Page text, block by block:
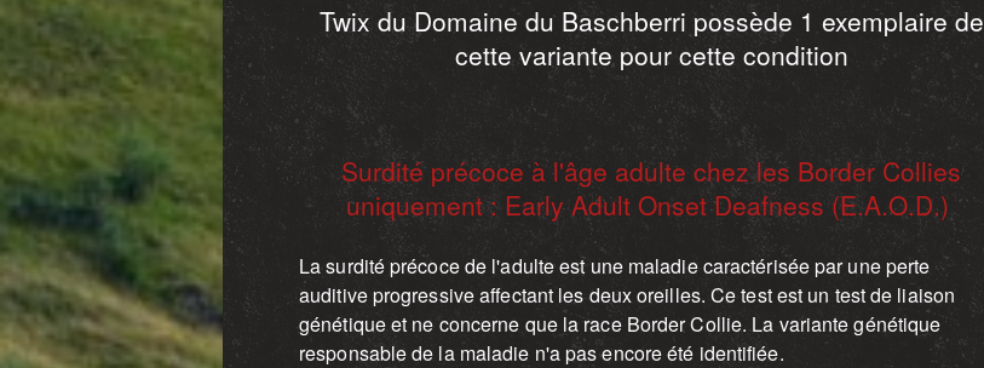
Twix du Domaine du Baschberri possède 1 exemplaire de
cette variante pour cette condition
Surdité précoce à l'âge adulte chez les Border Collies
uniquement : Early Adult Onset Deafness (E.A.O.D.)
La surdité précoce de l'adulte est une maladie caractérisée par une perte
auditive progressive affectant les deux oreilles. Ce test est un test de liaison
génétique et ne concerne que la race Border Collie. La variante génétique
responsable de la maladie n'a pas encore été identifiée.